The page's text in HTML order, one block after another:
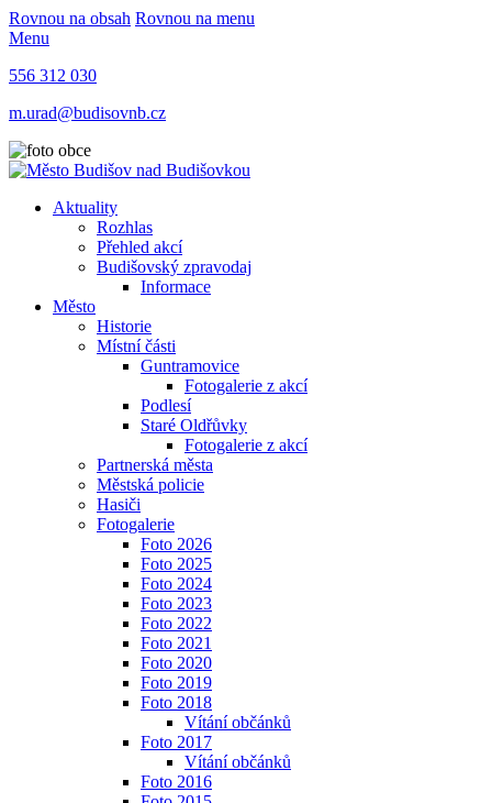
Rovnou na obsah Rovnou na menu
Menu
556 312 030
m.urad@budisovnb.cz
Aktuality
Rozhlas
Přehled akcí
Budišovský zpravodaj
Informace
Město
Historie
Místní části
Guntramovice
Fotogalerie z akcí
Podlesí
Staré Oldřůvky
Fotogalerie z akcí
Partnerská města
Městská policie
Hasiči
Fotogalerie
Foto 2026
Foto 2025
Foto 2024
Foto 2023
Foto 2022
Foto 2021
Foto 2020
Foto 2019
Foto 2018
Vítání občánků
Foto 2017
Vítání občánků
Foto 2016